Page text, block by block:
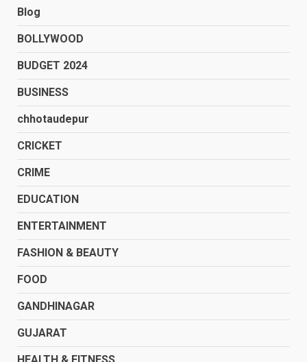
Blog
BOLLYWOOD
BUDGET 2024
BUSINESS
chhotaudepur
CRICKET
CRIME
EDUCATION
ENTERTAINMENT
FASHION & BEAUTY
FOOD
GANDHINAGAR
GUJARAT